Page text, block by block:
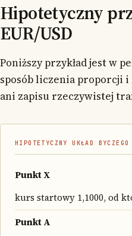
Hipotetyczny
EUR/USD
Poniższy przykład jest w
sposób liczenia proporcji
ani zapisu rzeczywistej
HIPOTETYCZNY UKŁAD
Punkt X
kurs startowy 1,1000, od
Punkt A